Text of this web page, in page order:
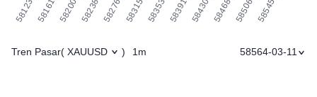
Tren Pasar( XAUUSD ) 1m 58564-03-11